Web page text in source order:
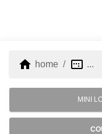
home home image_aspect_ratio ...
MINI